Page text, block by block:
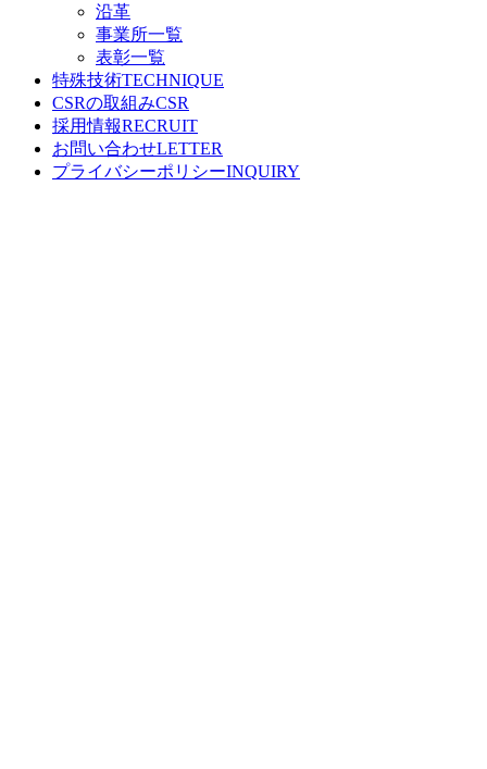
沿革
事業所一覧
表彰一覧
特殊技術
CSRの取組み
採用情報
お問い合わせ
プライバシーポリシー